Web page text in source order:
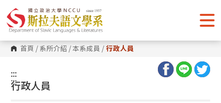
到
主
要
內
容
區 首頁 / 系所介紹 /本系成員 / 行政人員
:::
:::
行政人員